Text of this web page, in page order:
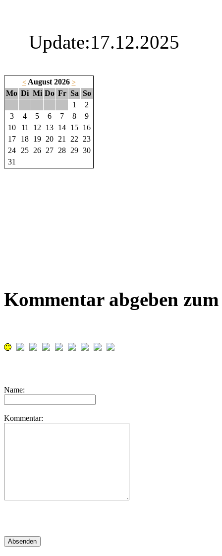
Update:17.12.2025
<August 2026 >
Mo Di Mi Do Fr Sa So
1
2
3
4 5 6 7 8
9
10
11 12 13 14 15 16
17
18 19 20 21 22
23
24
25 26 27 28 29 30
31
Kommentar abgeben
Name:
Kommentar: